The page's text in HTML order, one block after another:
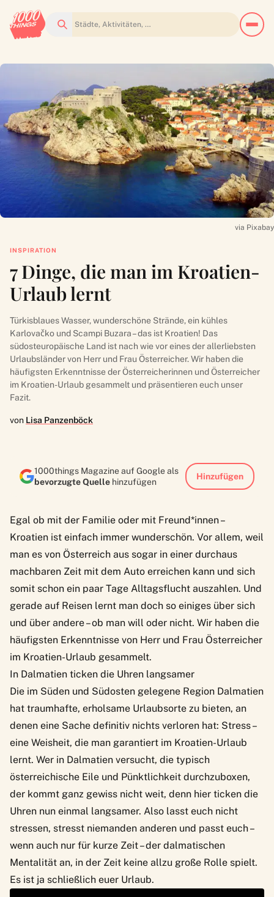
Suchen
via Pixabay
INSPIRATION
7 Dinge, die man im Kroatien-
Urlaub lernt
Türkisblaues Wasser, wunderschöne Strände, ein kühles
Karlovačko und Scampi Buzara – das ist Kroatien! Das
südosteuropäische Land ist nach wie vor eines der allerliebsten
Urlaubsländer von Herr und Frau Österreicher. Wir haben die
häufigsten Erkenntnisse der Österreicherinnen und Österreicher
im Kroatien-Urlaub gesammelt und präsentieren euch unser
Fazit.
von Lisa Panzenböck
1000things Magazine auf Google als
bevorzugte Quelle hinzufügen
Hinzufügen
Egal ob mit der Familie oder mit Freund*innen –
Kroatien ist einfach immer wunderschön. Vor allem, weil
man es von Österreich aus sogar in einer durchaus
machbaren Zeit mit dem Auto erreichen kann und sich
somit schon ein paar Tage Alltagsflucht auszahlen. Und
gerade auf Reisen lernt man doch so einiges über sich
und über andere – ob man will oder nicht. Wir haben die
häufigsten Erkenntnisse von Herr und Frau Österreicher
im Kroatien-Urlaub gesammelt.
In Dalmatien ticken die Uhren langsamer
Die im Süden und Südosten gelegene Region Dalmatien
hat traumhafte, erholsame Urlaubsorte zu bieten, an
denen eine Sache definitiv nichts verloren hat: Stress –
eine Weisheit, die man garantiert im Kroatien-Urlaub
lernt. Wer in Dalmatien versucht, die typisch
österreichische Eile und Pünktlichkeit durchzuboxen,
der kommt ganz gewiss nicht weit, denn hier ticken die
Uhren nun einmal langsamer. Also lasst euch nicht
stressen, stresst niemanden anderen und passt euch –
wenn auch nur für kurze Zeit – der dalmatischen
Mentalität an, in der Zeit keine allzu große Rolle spielt.
Es ist ja schließlich euer Urlaub.